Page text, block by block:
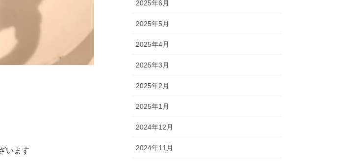
います
2025年6月
2025年5月
2025年4月
2025年3月
2025年2月
2025年1月
2024年12月
2024年11月